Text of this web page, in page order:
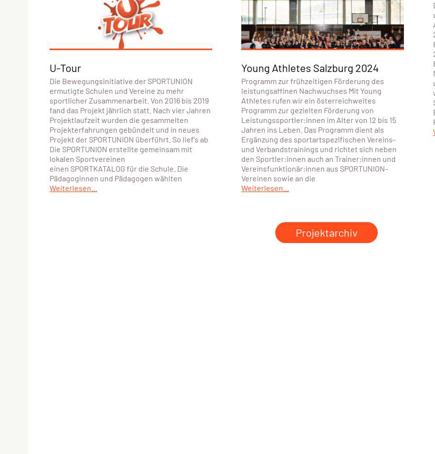
U-Tour
Die Bewegungsinitiative der SPORTUNION
ermutigte Schulen und Vereine zu mehr
sportlicher Zusammenarbeit. Von 2016 bis 2019
fand das Projekt jährlich statt. Nach vier Jahren
Projektlaufzeit wurden die gesammelten
Projekterfahrungen gebündelt und in neues
Projekt der SPORTUNION überführt. So lief's ab
Die SPORTUNION erstellte gemeinsam mit
lokalen Sportvereinen
einen SPORTKATALOG für die Schule. Die
Pädagoginnen und Pädagogen wählten
Weiterlesen...
Young Athletes Salzburg 2024
Programm zur frühzeitigen Förderung des
leistungsaffinen Nachwuchses Mit Young
Athletes rufen wir ein österreichweites
Programm zur gezielten Förderung von
Leistungssportler:innen im Alter von 12 bis 15
Jahren ins Leben. Das Programm dient als
Ergänzung des sportartspezifischen Vereins-
und Verbandstrainings und richtet sich neben
den Sportler:innen auch an Trainer:innen und
Vereinsfunktionär:innen aus SPORTUNION-
Vereinen sowie an die
Weiterlesen...
Projektarchiv